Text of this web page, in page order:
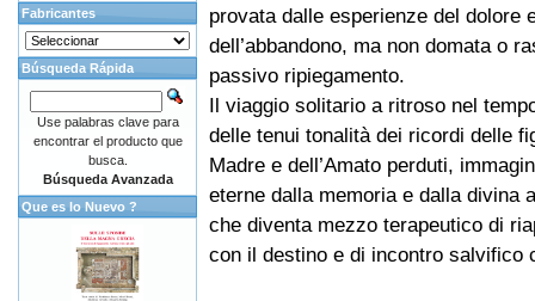
provata dalle esperienze del dolore
dell’abbandono, ma non domata o
passivo ripiegamento.
Il viaggio solitario a ritroso nel
delle tenui tonalità dei ricordi delle
Madre e dell’Amato perduti,
eterne dalla memoria e dalla divina
che diventa mezzo terapeutico di
con il destino e di incontro salvifico
Fabricantes
Búsqueda Rápida
Use palabras clave para
encontrar el producto que
busca.
Búsqueda Avanzada
Que es lo Nuevo ?